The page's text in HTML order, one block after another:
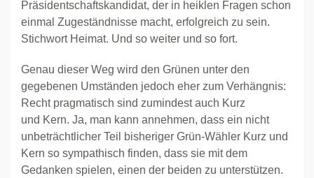
Präsidentschaftskandidat, der in heiklen Fragen schon
einmal Zugeständnisse macht, erfolgreich zu sein.
Stichwort Heimat. Und so weiter und so fort.
Genau dieser Weg wird den Grünen unter den
gegebenen Umständen jedoch eher zum Verhängnis:
Recht pragmatisch sind zumindest auch Kurz
und Kern. Ja, man kann annehmen, dass ein nicht
unbeträchtlicher Teil bisheriger Grün-Wähler Kurz und
Kern so sympathisch finden, dass sie mit dem
Gedanken spielen, einen der beiden zu unterstützen.